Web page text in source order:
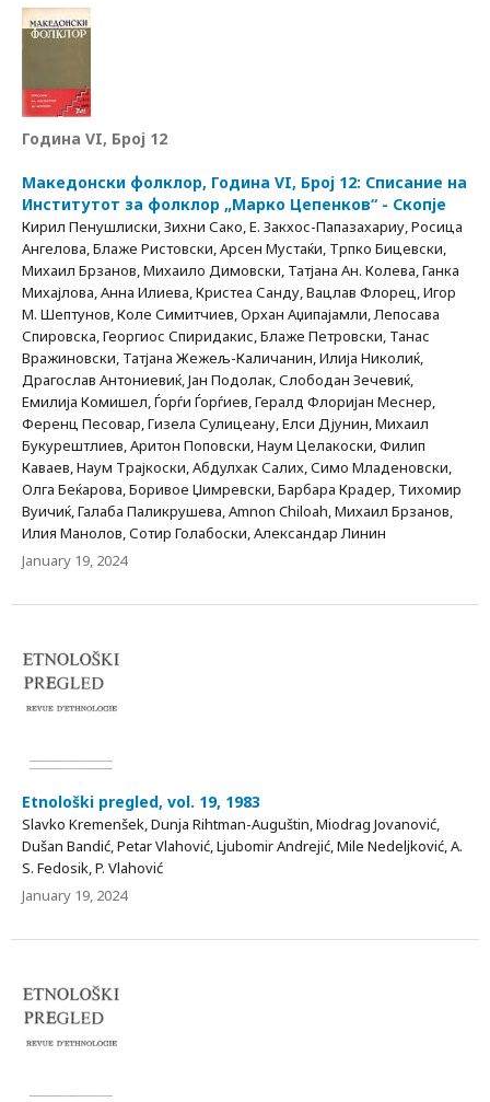
Година VI, Број 12
Македонски фолклор, Година VI, Број 12: Списание на
Институтот за фолклор „Марко Цепенков“ - Скопје
Кирил Пенушлиски, Зихни Сако, Е. Закхос-Папазахариу, Росица
Ангелова, Блаже Ристовски, Арсен Мустаќи, Трпко Бицевски,
Михаил Брзанов, Михаило Димовски, Татјана Ан. Колева, Ганка
Михајлова, Анна Илиева, Кристеа Санду, Вацлав Флорец, Игор
М. Шептунов, Коле Симитчиев, Орхан Аџипајамли, Лепосава
Спировска, Георгиос Спиридакис, Блаже Петровски, Танас
Вражиновски, Татјана Жежељ-Каличанин, Илија Николиќ,
Драгослав Антониевиќ, Јан Подолак, Слободан Зечевиќ,
Емилија Комишел, Ѓорѓи Ѓорѓиев, Гералд Флоријан Меснер,
Ференц Песовар, Гизела Сулицеану, Елси Дјунин, Михаил
Букурештлиев, Аритон Поповски, Наум Целакоски, Филип
Каваев, Наум Трајкоски, Абдулхак Салих, Симо Младеновски,
Олга Беќарова, Боривое Џимревски, Барбара Крадер, Тихомир
Вуичиќ, Галаба Паликрушева, Amnon Chiloah, Михаил Брзанов,
Илия Манолов, Сотир Голабоски, Александар Линин
January 19, 2024
Etnološki pregled, vol. 19, 1983
Slavko Kremenšek, Dunja Rihtman-Auguštin, Miodrag Jovanović,
Dušan Bandić, Petar Vlahović, Ljubomir Andrejić, Mile Nedeljković, А.
S. Fedosik, P. Vlahović
January 19, 2024